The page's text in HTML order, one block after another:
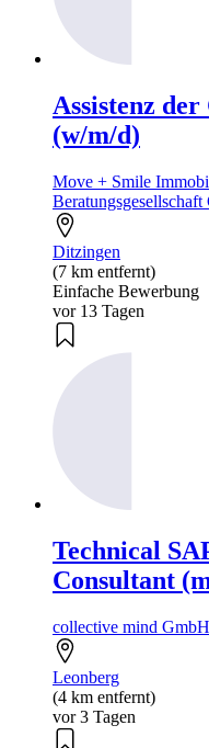
Assistenz
(w/m/d)
Move + Smile
Beratungsgesellschaft
Ditzingen
(7 km entfernt)
Einfache Bewerbung
vor 13 Tagen
Technical
Consultant
collective mind GmbH
Leonberg
(4 km entfernt)
vor 3 Tagen